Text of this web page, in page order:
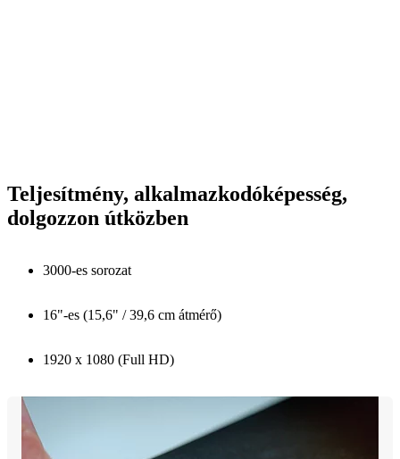
Teljesítmény, alkalmazkodóképesség,
dolgozzon útközben
3000-es sorozat
16"-es (15,6" / 39,6 cm átmérő)
1920 x 1080 (Full HD)